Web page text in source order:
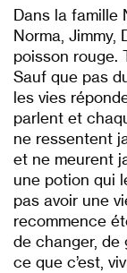
Dans la famille
Norma, Jimmy,
poisson rouge.
Sauf que pas
les vies
parlent et
ne ressentent
et ne meurent
une potion qui
pas avoir une
recommence
de changer, de
ce que c’est,